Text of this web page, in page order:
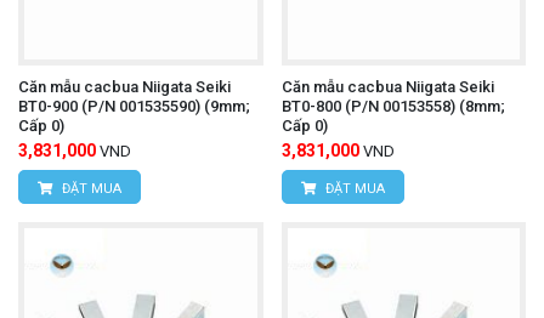
Căn mẫu cacbua Niigata Seiki
BT0-900 (P/N 001535590) (9mm;
Cấp 0)
3,831,000 VND
ĐẶT MUA
Căn mẫu cacbua Niigata Seiki
BT0-800 (P/N 00153558) (8mm;
Cấp 0)
3,831,000 VND
ĐẶT MUA